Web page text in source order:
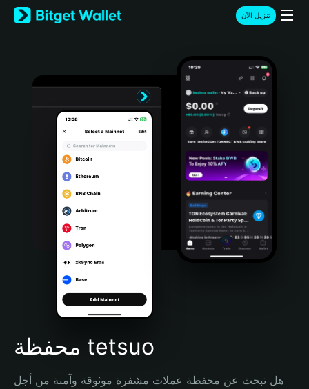
English
日本語
Türkçe
Português (Portugal)
Bahasa Indonesia
Português (Brasil)
Español (Argentina)
تنزيل الآن
محفظة tetsuo
هل تبحث عن محفظة عملات مشفرة موثوقة وآمنة من أجل